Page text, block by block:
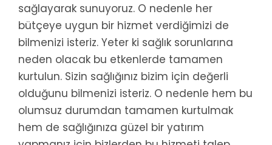
sağlayarak sunuyoruz. O nedenle her
bütçeye uygun bir hizmet verdiğimizi de
bilmenizi isteriz. Yeter ki sağlık sorunlarına
neden olacak bu etkenlerde tamamen
kurtulun. Sizin sağlığınız bizim için değerli
olduğunu bilmenizi isteriz. O nedenle hem bu
olumsuz durumdan tamamen kurtulmak
hem de sağlığınıza güzel bir yatırım